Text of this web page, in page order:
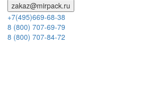
zakaz@mirpack.ru
+7(495)669-68-38
8 (800) 707-69-79
8 (800) 707-84-72